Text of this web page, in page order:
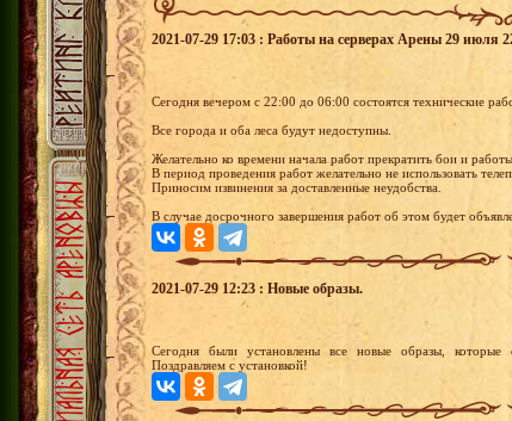
2021-07-29 17:03 : Работы на серверах Арены 29 июля
Сегодня вечером с 22:00 до 06:00 состоятся технические
Все города и оба леса будут недоступны.
Желательно ко времени начала работ прекратить бои и
В период проведения работ желательно не использовать
Приносим извинения за доставленные неудобства.
В случае досрочного завершения работ об этом будет
2021-07-29 12:23 : Новые образы.
Сегодня были установлены все новые образы, которые
Поздравляем с установкой!